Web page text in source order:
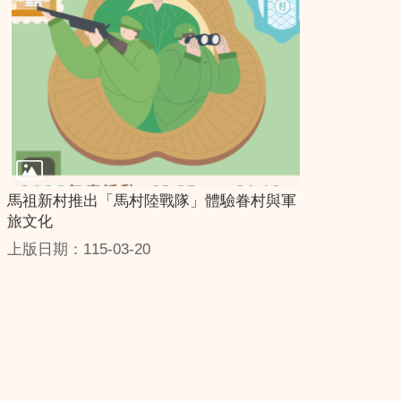
馬祖新村推出「馬村陸戰隊」體驗眷村與軍
旅文化
上版日期：115-03-20